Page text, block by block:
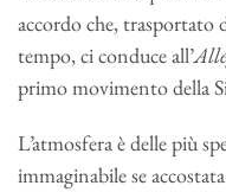
accordo che, trasportato
tempo, ci conduce all’
primo movimento della
L’atmosfera è delle più
immaginabile se